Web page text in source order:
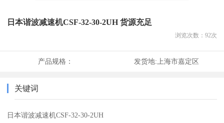
日本谐波减速机CSF-32-30-2UH 货源充足
浏览次数： 92次
产品规格： 发货地: 上海市嘉定区
关键词
日本谐波减速机CSF-32-30-2UH